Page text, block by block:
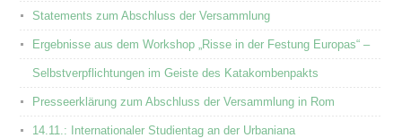
Statements zum Abschluss der Versammlung
Ergebnisse aus dem Workshop „Risse in der Festung Europas“ –
Selbstverpflichtungen im Geiste des Katakombenpakts
Presseerklärung zum Abschluss der Versammlung in Rom
14.11.: Internationaler Studientag an der Urbaniana